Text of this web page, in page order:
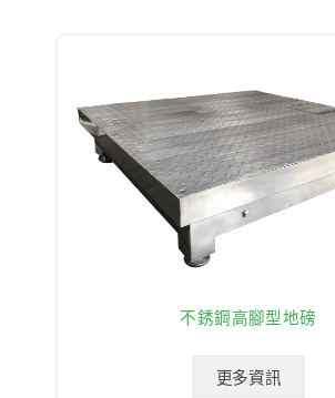
不銹鋼高腳型地磅
更多資訊